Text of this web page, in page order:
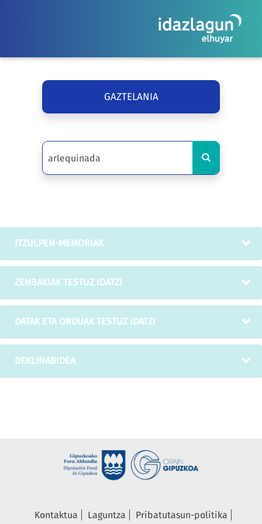
GAZTELANIA
ITZULPEN-MEMORIAK
ZENBAKIAK TESTUZ IDATZI
DATAK ETA ORDUAK TESTUZ IDATZI
DEKLINABIDEA
Kontaktua Laguntza
Pribatutasun-politika